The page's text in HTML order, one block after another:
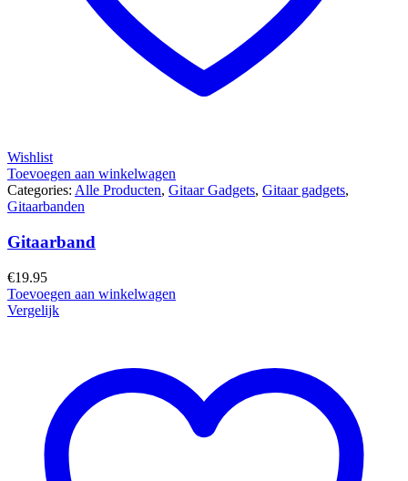
Wishlist
Toevoegen aan winkelwagen
Categories: Alle Producten, Gitaar Gadgets, Gitaar gadgets,
Gitaarbanden
Gitaarband
€19.95
Toevoegen aan winkelwagen
Vergelijk